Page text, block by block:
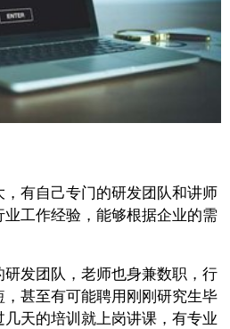
有自己专门的研发团队和讲师
业工作经验，能够根据企业的需
发团队，老师也身兼数职，行
甚至有可能聘用刚刚研究生毕
天的培训就上岗讲课，有专业